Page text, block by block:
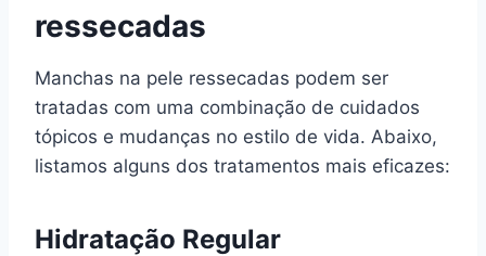
ressecadas
Manchas na pele ressecadas podem ser
tratadas com uma combinação de cuidados
tópicos e mudanças no estilo de vida. Abaixo,
listamos alguns dos tratamentos mais eficazes:
Hidratação Regular